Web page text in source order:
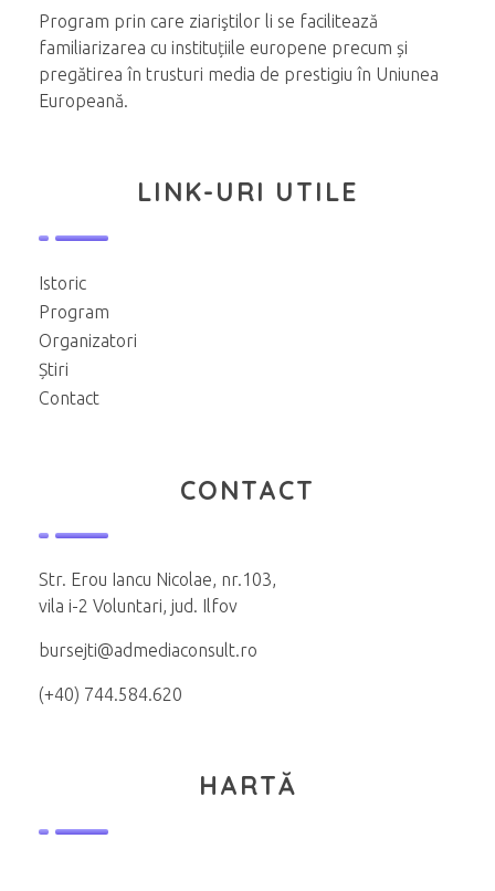
Program prin care ziariştilor li se facilitează
familiarizarea cu instituțiile europene precum și
pregătirea în trusturi media de prestigiu în Uniunea
Europeană.
LINK-URI UTILE
Istoric
Program
Organizatori
Știri
Contact
CONTACT
Str. Erou Iancu Nicolae, nr.103,
vila i-2 Voluntari, jud. Ilfov
bursejti@admediaconsult.ro
(+40) 744.584.620
HARTĂ